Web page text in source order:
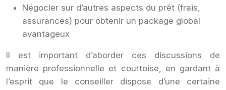
Négocier sur d’autres aspects du prêt (frais,
assurances) pour obtenir un package global
avantageux
Il est important d’aborder ces discussions de
manière professionnelle et courtoise, en gardant à
l’esprit que le conseiller dispose d’une certaine